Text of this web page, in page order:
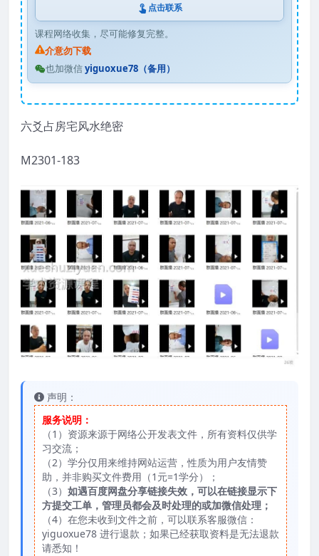
点击联系
课程网络收集，尽可能修复完整。
介意勿下载
也加微信yiguoxue78（备用）
六爻占房宅风水绝密
M2301-183
声明：
服务说明：
（1）资源来源于网络公开发表文件，所有资料仅供学
习交流；
（2）学分仅用来维持网站运营，性质为用户友情赞
助，并非购买文件费用（1元=1学分）；
（3） 如遇百度网盘分享链接失效，可以在链接显示下
方提交工单，管理员都会及时处理的或加微信处理；
（4）在您未收到文件之前，可以联系客服微信：
yiguoxue78 进行退款；如果已经获取资料是无法退款
请悉知！